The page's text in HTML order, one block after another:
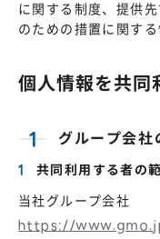
に関する制度、提供
のための措置に関す
個人情報を共同
グループ会社
共同利用する者の
当社グループ会社
https://